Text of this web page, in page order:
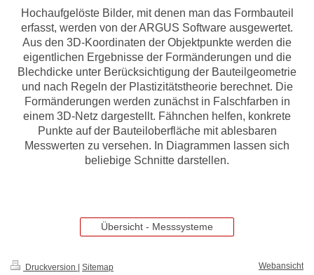
Hochaufgelöste Bilder, mit denen man das Formbauteil
erfasst, werden von der ARGUS Software ausgewertet.
Aus den 3D-Koordinaten der Objektpunkte werden die
eigentlichen Ergebnisse der Formänderungen und die
Blechdicke unter Berücksichtigung der Bauteilgeometrie
und nach Regeln der Plastizitätstheorie berechnet. Die
Formänderungen werden zunächst in Falschfarben in
einem 3D-Netz dargestellt. Fähnchen helfen, konkrete
Punkte auf der Bauteiloberfläche mit ablesbaren
Messwerten zu versehen. In Diagrammen lassen sich
beliebige Schnitte darstellen.
Übersicht - Messsysteme
Druckversion
Sitemap
Webansicht